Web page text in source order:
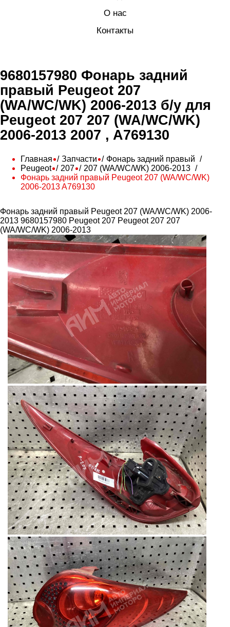
О нас
Контакты
9680157980 Фонарь задний
правый Peugeot 207
(WA/WC/WK) 2006-2013 б/у для
Peugeot 207 207 (WA/WC/WK)
2006-2013 2007 , A769130
Главная Запчасти
Фонарь задний правый
Peugeot
207
207 (WA/WC/WK) 2006-2013
Фонарь задний правый Peugeot 207 (WA/WC/WK)
2006-2013 A769130
Фонарь задний правый Peugeot 207 (WA/WC/WK) 2006-
2013 9680157980 Peugeot 207 Peugeot 207 207
(WA/WC/WK) 2006-2013